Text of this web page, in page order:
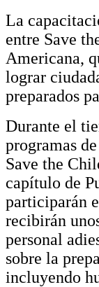
La
entre Save
Americana,
lograr
preparados
Durante el
programas
Save the
capítulo de
participarán
recibirán
personal
sobre la
incluyendo